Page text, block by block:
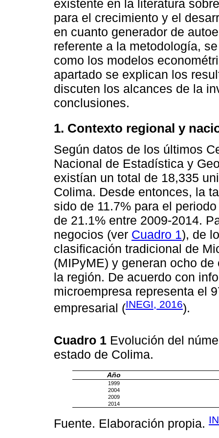
existente en la literatura
para el crecimiento y el
en cuanto generador de
referente a la metodología,
como los modelos
apartado se explican los
discuten los alcances de la
conclusiones.
1. Contexto regional y
Según datos de los últimos
Nacional de Estadística y
existían un total de 18,335
Colima. Desde entonces, la
sido de 11.7% para el
de 21.1% entre 2009-2014.
negocios (ver Cuadro 1), de
clasificación tradicional de
(MIPyME) y generan ocho
la región. De acuerdo con
microempresa representa el
empresarial (INEGI, 2016).
Cuadro 1 Evolución del
estado de Colima.
Año
1999
2004
2009
2014
Fuente. Elaboración propia.